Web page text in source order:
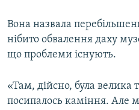
Вона назвала
нібито обвалення даху
що проблеми існують.
«Там, дійсно, була велика
посипалось каміння. Але